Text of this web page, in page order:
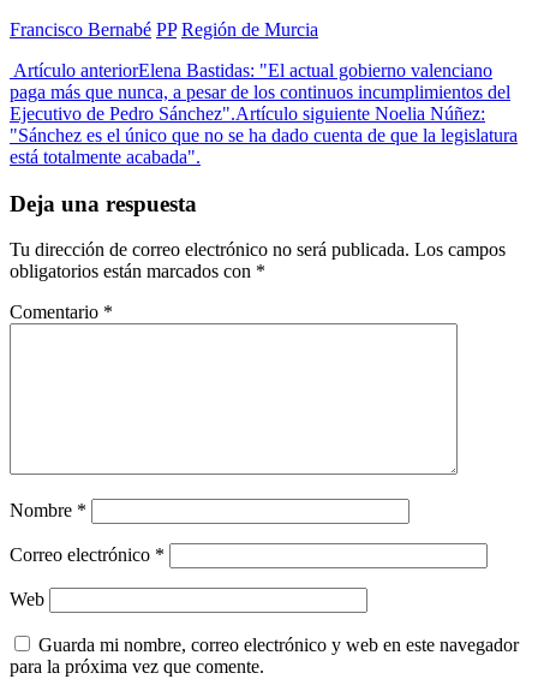
Francisco Bernabé PP Región de Murcia
Artículo anteriorElena Bastidas: "El actual gobierno valenciano
paga más que nunca, a pesar de los continuos incumplimientos del
Ejecutivo de Pedro Sánchez".Artículo siguiente Noelia Núñez:
"Sánchez es el único que no se ha dado cuenta de que la legislatura
está totalmente acabada".
Deja una respuesta
Tu dirección de correo electrónico no será publicada. Los campos
obligatorios están marcados con *
Comentario *
Nombre *
Correo electrónico *
Web
Guarda mi nombre, correo electrónico y web en este navegador
para la próxima vez que comente.